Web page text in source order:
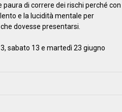
di correre dei rischi perché con
e la lucidità mentale per
dovesse presentarsi.
sabato 13 e martedì 23 giugno